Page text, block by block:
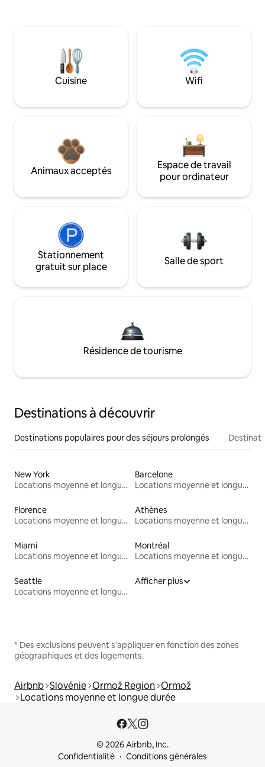
Cuisine Wifi
Animaux acceptés
Espace de travail
pour ordinateur
Stationnement
gratuit sur place
Salle de sport
Résidence de tourisme
Destinations à découvrir
Destinations populaires pour des séjours prolongés
New York
Locations moyenne et longue durée
Barcelone
Locations moyenne et longue durée
Florence
Locations moyenne et longue durée
Athènes
Locations moyenne et longue durée
Miami
Locations moyenne et longue durée
Montréal
Locations moyenne et longue durée
Seattle
Locations moyenne et longue durée
Afficher plus
* Des exclusions peuvent s'appliquer en fonction des zones
géographiques et des logements.
Airbnb Slovénie Ormož Region Ormož
Locations moyenne et longue durée
© 2026 Airbnb, Inc.
Confidentialité
Conditions générales